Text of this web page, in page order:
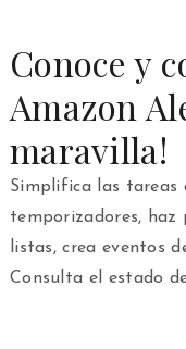
Conoce y
Amazon
maravilla!
Simplifica las tareas
temporizadores, haz
listas, crea eventos
Consulta el estado